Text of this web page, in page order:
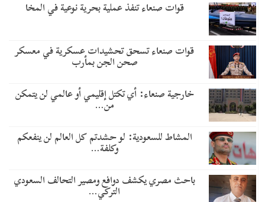
قوات صنعاء تنفذ عملية بحرية نوعية في المخا
قوات صنعاء تسحق تحشيدات عسكرية في معسكر
صحن الجن بمأرب
خارجية صنعاء: أي تكتل إقليمي أو عالمي لن يتمكن
من…
المشاط للسعودية: لو حشدتم كل العالم لن ينفعكم
وكلفة…
باحث مصري يكشف دوافع ومصير التحالف السعودي
التركي…